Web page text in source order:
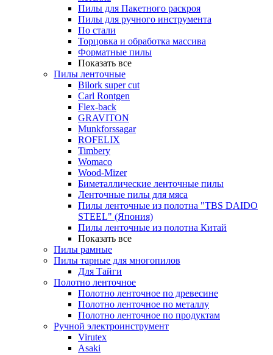
Пилы для Пакетного раскроя
Пилы для ручного инструмента
По стали
Торцовка и обработка массива
Форматные пилы
Показать все
Пилы ленточные
Bilork super cut
Carl Rontgen
Flex-back
GRAVITON
Munkforssagar
ROFELIX
Timbery
Womaco
Wood-Mizer
Биметаллические ленточные пилы
Ленточные пилы для мяса
Пилы ленточные из полотна "TBS DAIDO
STEEL" (Япония)
Пилы ленточные из полотна Китай
Показать все
Пилы рамные
Пилы тарные для многопилов
Для Тайги
Полотно ленточное
Полотно ленточное по древесине
Полотно ленточное по металлу
Полотно ленточное по продуктам
Ручной электроинструмент
Virutex
Asaki